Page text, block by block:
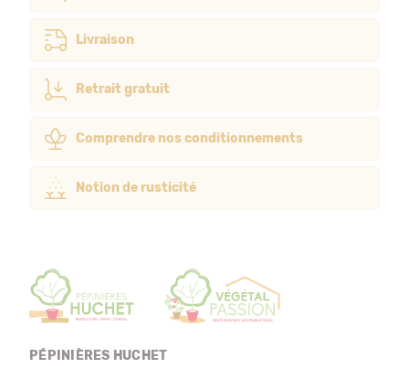
Livraison
Retrait gratuit
Comprendre nos conditionnements
Notion de rusticité
PÉPINIÈRES HUCHET